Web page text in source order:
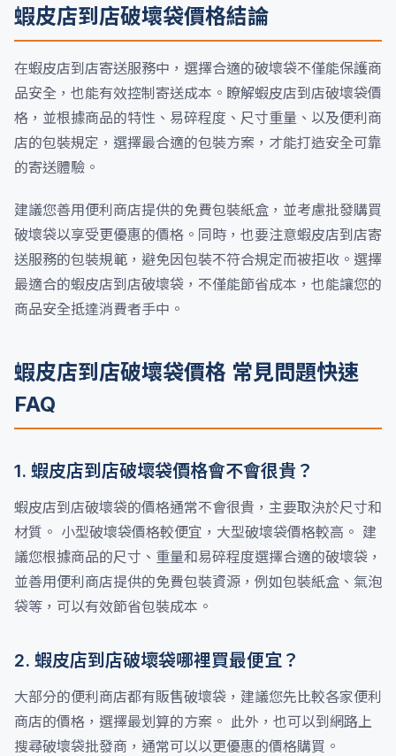
蝦皮店到店破壞袋價格結論
在蝦皮店到店寄送服務中，選擇合適的破壞袋不僅能保護商
品安全，也能有效控制寄送成本。瞭解蝦皮店到店破壞袋價
格，並根據商品的特性、易碎程度、尺寸重量、以及便利商
店的包裝規定，選擇最合適的包裝方案，才能打造安全可靠
的寄送體驗。
建議您善用便利商店提供的免費包裝紙盒，並考慮批發購買
破壞袋以享受更優惠的價格。同時，也要注意蝦皮店到店寄
送服務的包裝規範，避免因包裝不符合規定而被拒收。選擇
最適合的蝦皮店到店破壞袋，不僅能節省成本，也能讓您的
商品安全抵達消費者手中。
蝦皮店到店破壞袋價格 常見問題快速
FAQ
1. 蝦皮店到店破壞袋價格會不會很貴？
蝦皮店到店破壞袋的價格通常不會很貴，主要取決於尺寸和
材質。 小型破壞袋價格較便宜，大型破壞袋價格較高。 建
議您根據商品的尺寸、重量和易碎程度選擇合適的破壞袋，
並善用便利商店提供的免費包裝資源，例如包裝紙盒、氣泡
袋等，可以有效節省包裝成本。
2. 蝦皮店到店破壞袋哪裡買最便宜？
大部分的便利商店都有販售破壞袋，建議您先比較各家便利
商店的價格，選擇最划算的方案。 此外，也可以到網路上
搜尋破壞袋批發商，通常可以以更優惠的價格購買。